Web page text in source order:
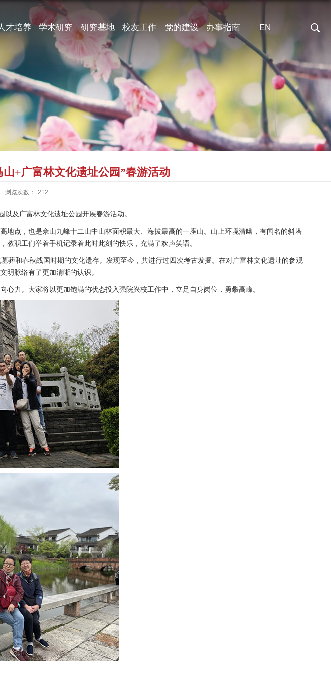
才培养 学术研究 研究基地 校友工作 党的建设 办事指南 EN
+广富林文化遗址公园”春游活动
浏览次数： 212
及广富林文化遗址公园开展春游活动。
点，也是佘山九峰十二山中山林面积最大、海拔最高的一座山。山上环境清幽，有闻名的斜塔
职工们举着手机记录着此时此刻的快乐，充满了欢声笑语。
和春秋战国时期的文化遗存。发现至今，共进行过四次考古发掘。在对广富林文化遗址的参观
明脉络有了更加清晰的认识。
力。大家将以更加饱满的状态投入强院兴校工作中，立足自身岗位，勇攀高峰。